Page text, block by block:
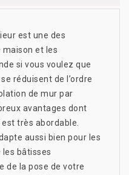
est une des
maison et les
si vous voulez que
réduisent de l’ordre
de mur par
avantages dont
très abordable.
aussi bien pour les
les bâtisses
de la pose de votre